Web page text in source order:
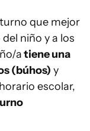
que mejor
niño y a los
atiene una
(búhos) y
escolar,